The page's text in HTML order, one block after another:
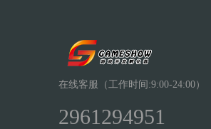
在线客服（工作时间:9:00-24:00）
2961294951